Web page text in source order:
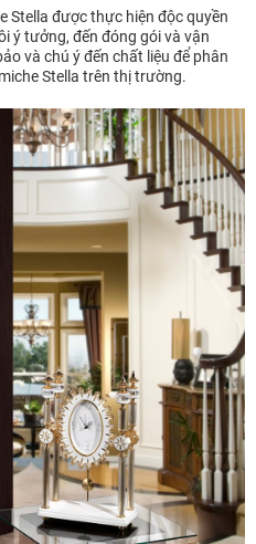
Stella được thực hiện độc quyền
ý tưởng, đến đóng gói và vận
và chú ý đến chất liệu để phân
Stella trên thị trường.